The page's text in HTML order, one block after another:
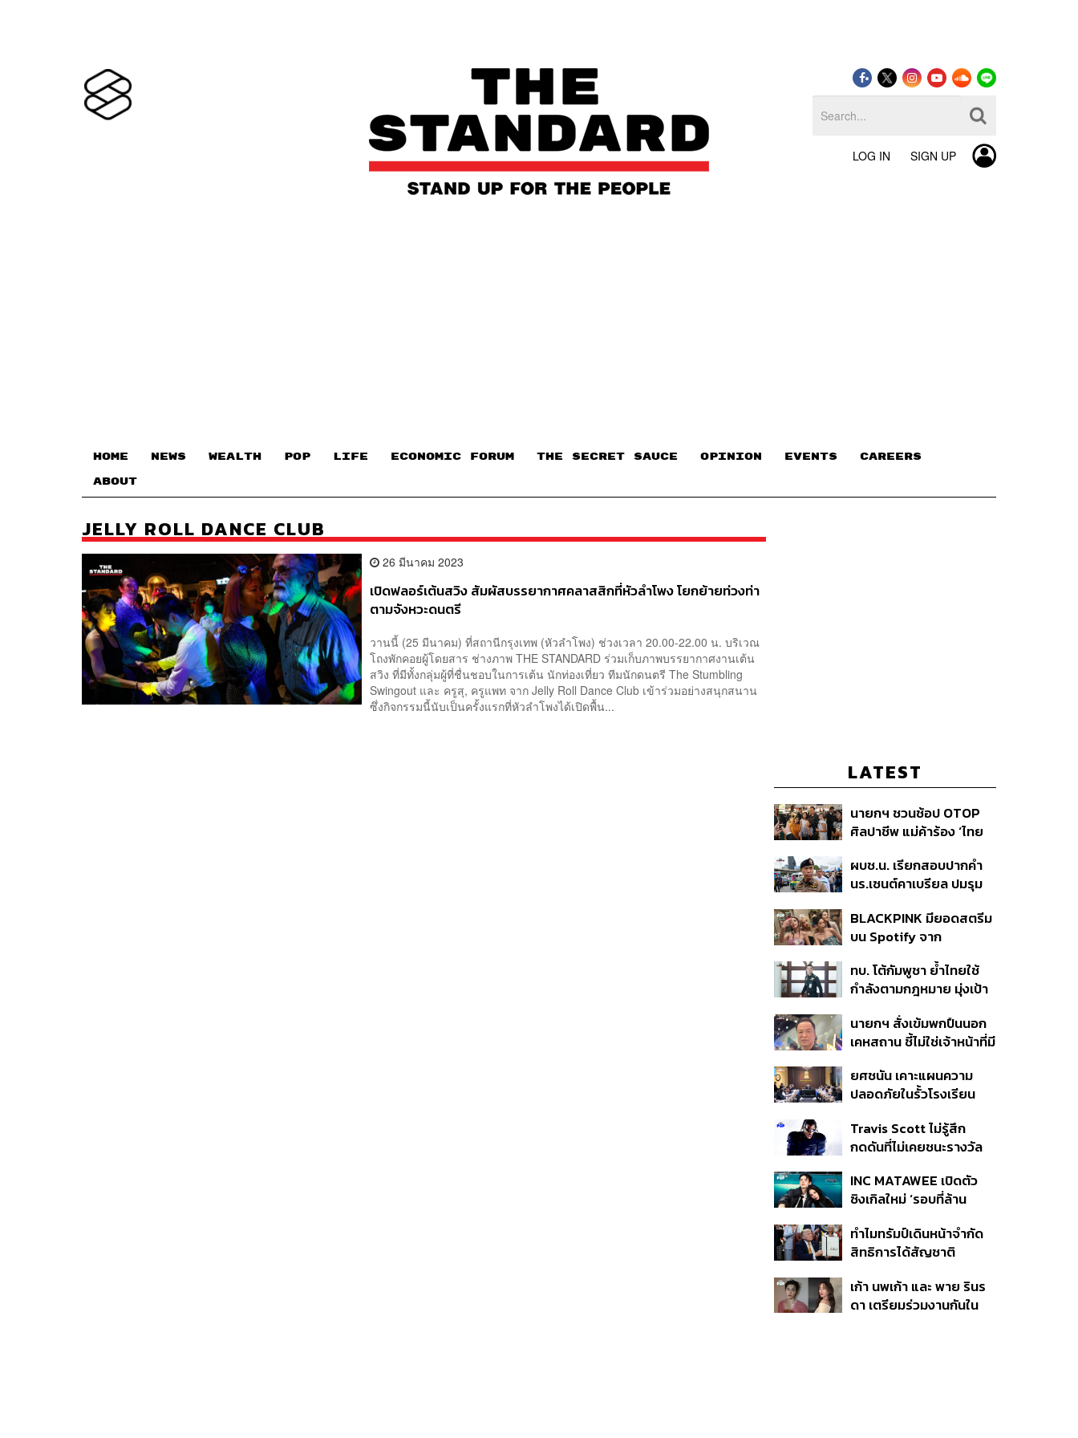
LOG IN SIGN UP
HOME NEWS WEALTH POP LIFE ECONOMIC FORUM THE SECRET SAUCE​ OPINION EVENTS CAREERS
ABOUT
JELLY ROLL DANCE CLUB
26 มีนาคม 2023
เปิดฟลอร์เต้นสวิง สัมผัสบรรยากาศคลาสสิกที่หัวลำโพง โยกย้ายท่วงท่า
ตามจังหวะดนตรี
วานนี้ (25 มีนาคม) ที่สถานีกรุงเทพ (หัวลำโพง) ช่วงเวลา 20.00-22.00 น. บริเวณ
โถงพักคอยผู้โดยสาร ช่างภาพ THE STANDARD ร่วมเก็บภาพบรรยากาศงานเต้น
สวิง ที่มีทั้งกลุ่มผู้ที่ชื่นชอบในการเต้น นักท่องเที่ยว ทีมนักดนตรี The Stumbling
Swingout และ ครูสุ, ครูแพท จาก Jelly Roll Dance Club เข้าร่วมอย่างสนุกสนาน
ซึ่งกิจกรรมนี้นับเป็นครั้งแรกที่หัวลำโพงได้เปิดพื้น...
LATEST
นายกฯ ชวนช้อป OTOP
ศิลปาชีพ แม่ค้าร้อง ‘ไทย
ถามมีต่อไหม นายกฯ ตอบ
‘เดี๋ยวจะพยายาม’
ผบช.น. เรียกสอบปากคำ
นร.เซนต์คาเบรียล ปมรุม
ดำเนินคดีแล้ว
BLACKPINK มียอดสตรีม
บน Spotify จาก
ครั้ง ตลอด 10 ปีที่ผ่านมา
ทบ. โต้กัมพูชา ย้ำไทยใช้
กำลังตามกฎหมาย มุ่งเป้า
หายไทยไม่อาจลบด้วย
ข้อมูลบิดเบือน
นายกฯ สั่งเข้มพกปืนนอก
เคหสถาน ชี้ไม่ใช่เจ้าหน้าที่มี
ก่อเหตุ เจ้าของร่วมรับผิด
ยศชนัน เคาะแผนความ
ปลอดภัยในรั้วโรงเรียน
ดูแล-คุมเข้มคัดกรองสิ่ง
ผิดกฎหมาย
Travis Scott ไม่รู้สึก
กดดันที่ไม่เคยชนะรางวัล
แล้ว 10 ครั้ง
INC MATAWEE เปิดตัว
ซิงเกิลใหม่ ‘รอบที่ล้าน
มาแสดงในมิวสิกวิดีโอ
ทำไมทรัมป์เดินหน้าจำกัด
สิทธิการได้สัญชาติ
แม้ศาลสูงสุดเคยตัดสิน
คัดค้าน
เก้า นพเก้า และ พาย รินร
ดา เตรียมร่วมงานกันใน